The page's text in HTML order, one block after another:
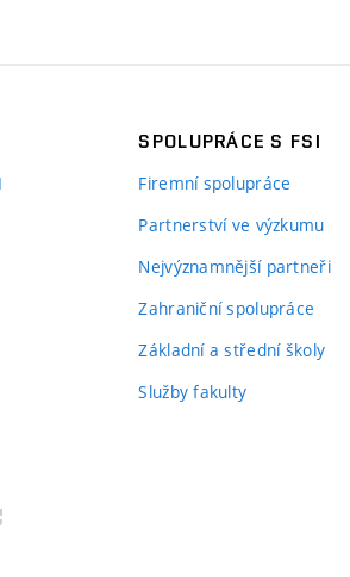
SPOLUPRÁCE S FSI
Firemní spolupráce
Partnerství ve výzkumu
Nejvýznamnější partneři
Zahraniční spolupráce
Základní a střední školy
Služby fakulty